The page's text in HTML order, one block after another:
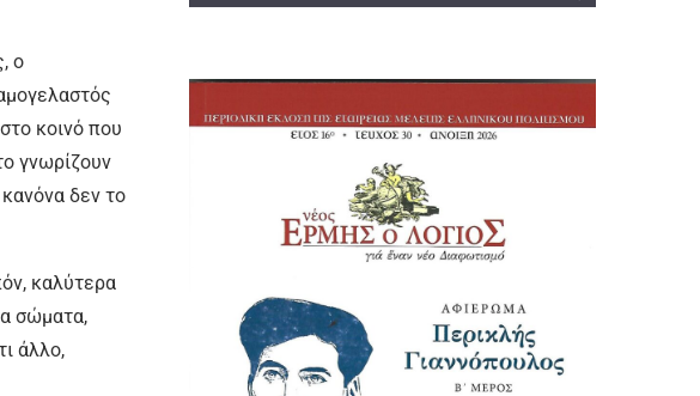
ο
κοινό που
γνωρίζουν
δεν το
καλύτερα
σώματα,
άλλο,